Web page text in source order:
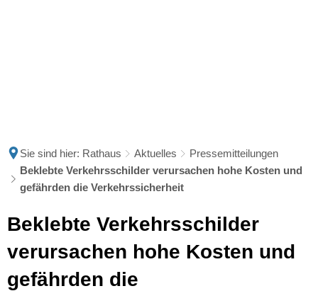
Sie sind hier: Rathaus Aktuelles
Pressemitteilungen
Beklebte Verkehrsschilder verursachen hohe Kosten und
gefährden die Verkehrssicherheit
Beklebte Verkehrsschilder
verursachen hohe Kosten und
gefährden die